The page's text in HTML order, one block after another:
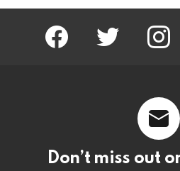
facebook twitter
Don’t miss out